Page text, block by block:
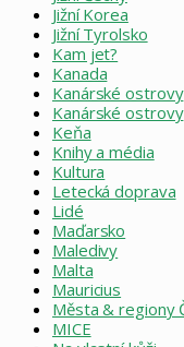
Jižní Korea
Jižní Tyrolsko
Kam jet?
Kanada
Kanárské ostrovy
Kanárské ostrovy
Keňa
Knihy a média
Kultura
Letecká doprava
Lidé
Maďarsko
Maledivy
Malta
Mauricius
Města & regiony
MICE